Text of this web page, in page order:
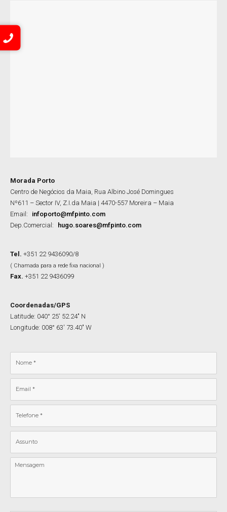
Morada Porto
Centro de Negócios da Maia, Rua Albino José Domingues
Nº611 – Sector IV, Z.I.da Maia | 4470-557 Moreira – Maia
Email:
infoporto@mfpinto.com
Dep.Comercial:
hugo.soares@mfpinto.com
Tel. +351 22 9436090/8
( Chamada para a rede fixa nacional )
Fax. +351 22 9436099
Coordenadas/GPS
Latitude: 040° 25′ 52.24″ N
Longitude: 008° 63′ 73.40″ W